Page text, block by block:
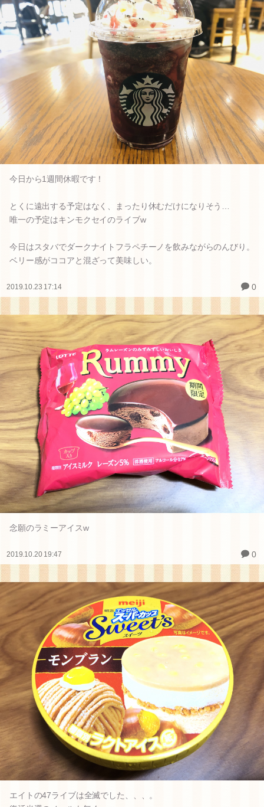
今日から1週間休暇です！
とくに遠出する予定はなく、まったり休むだけになりそう…
唯一の予定はキンモクセイのライブw
今日はスタバでダークナイトフラペチーノを飲みながらのんびり。
ベリー感がココアと混ざって美味しい。
2019.10.23 17:14 0
念願のラミーアイスw
2019.10.20 19:47 0
エイトの47ライブは全滅でした、、、。